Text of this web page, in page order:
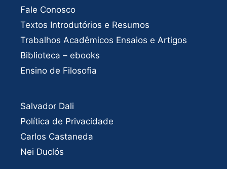
Fale Conosco
Textos Introdutórios e Resumos
Trabalhos Acadêmicos Ensaios e Artigos
Biblioteca – ebooks
Ensino de Filosofia
Salvador Dali
Política de Privacidade
Carlos Castaneda
Nei Duclós